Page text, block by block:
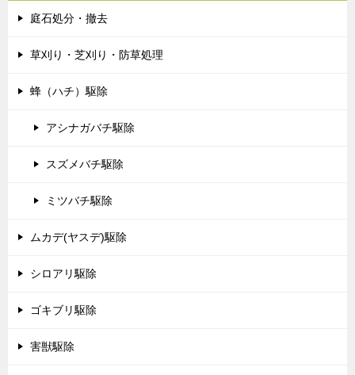
庭石処分・撤去
草刈り・芝刈り・防草処理
蜂（ハチ）駆除
アシナガバチ駆除
スズメバチ駆除
ミツバチ駆除
ムカデ(ヤスデ)駆除
シロアリ駆除
ゴキブリ駆除
害獣駆除